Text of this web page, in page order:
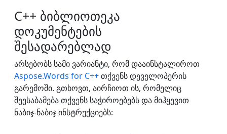
C++ ბიბლიოთეკა
დოკუმენტების
შესადარებლად
არსებობს სამი ვარიანტი, რომ დააინსტალიროთ
Aspose.Words for C++თქვენს დეველოპერის
გარემოში. გთხოვთ, აირჩიოთ ის, რომელიც
შეესაბამება თქვენს საჭიროებებს და მიჰყევით
ნაბიჯ-ნაბიჯ ინსტრუქციებს: